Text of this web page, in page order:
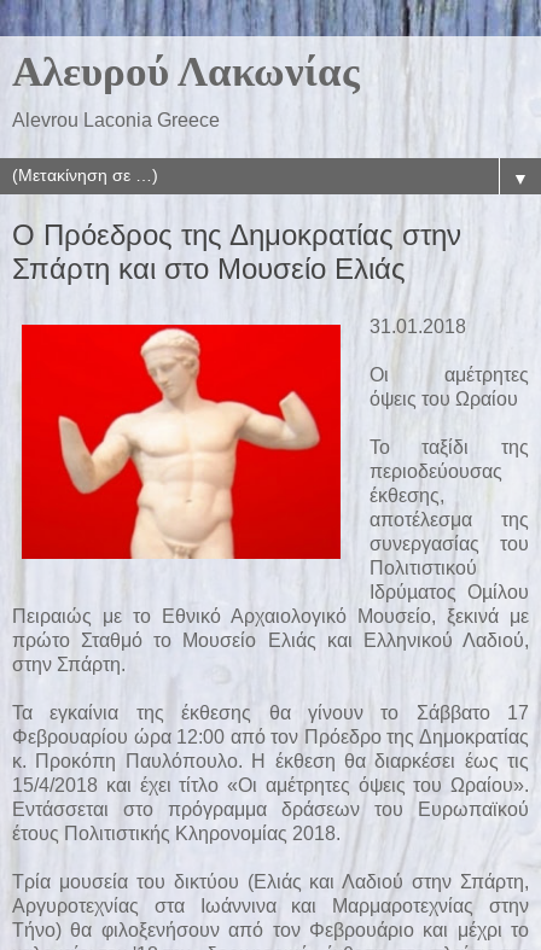
Αλευρού Λακωνίας
Alevrou Laconia Greece
▼
O Πρόεδρος της Δημοκρατίας στην
Σπάρτη και στο Μουσείο Ελιάς
31.01.2018
Οι αμέτρητες
όψεις του Ωραίου
Το ταξίδι της
περιοδεύουσας
έκθεσης,
αποτέλεσμα της
συνεργασίας του
Πολιτιστικού
Ιδρύµατος Οµίλου
Πειραιώς με το Εθνικό Αρχαιολογικό Μουσείο, ξεκινά με
πρώτο Σταθμό το Μουσείο Ελιάς και Ελληνικού Λαδιού,
στην Σπάρτη.
Τα εγκαίνια της έκθεσης θα γίνουν το Σάββατο 17
Φεβρουαρίου ώρα 12:00 από τον Πρόεδρο της Δημοκρατίας
κ. Προκόπη Παυλόπουλο. Η έκθεση θα διαρκέσει έως τις
15/4/2018 και έχει τίτλο «Οι αμέτρητες όψεις του Ωραίου».
Εντάσσεται στο πρόγραμμα δράσεων του Ευρωπαϊκού
έτους Πολιτιστικής Κληρονομίας 2018.
Τρία μουσεία του δικτύου (Ελιάς και Λαδιού στην Σπάρτη,
Αργυροτεχνίας στα Ιωάννινα και Μαρμαροτεχνίας στην
Τήνο) θα φιλοξενήσουν από τον Φεβρουάριο και μέχρι το